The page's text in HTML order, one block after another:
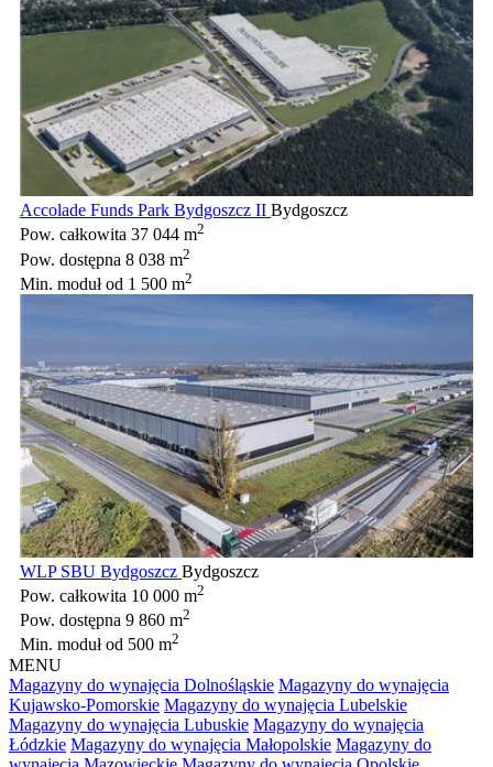
Accolade Funds Park Bydgoszcz II Bydgoszcz
Pow. całkowita 37 044 m2
Pow. dostępna 8 038 m2
Min. modułod 1 500 m2
WLP SBU Bydgoszcz Bydgoszcz
Pow. całkowita 10 000 m2
Pow. dostępna 9 860 m2
Min. modułod 500 m2
MENU
Magazyny do wynajęcia Dolnośląskie Magazyny do wynajęcia
Kujawsko-Pomorskie Magazyny do wynajęcia Lubelskie
Magazyny do wynajęcia Lubuskie Magazyny do wynajęcia
Łódzkie Magazyny do wynajęcia Małopolskie Magazyny do